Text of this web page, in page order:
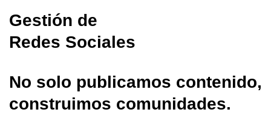
Gestión de
Redes Sociales
No solo publicamos contenido,
construimos comunidades.